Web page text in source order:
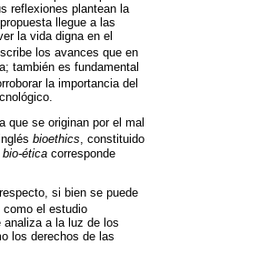
reflexiones plantean la
llegue a las
la vida digna en el
los avances que en
también es fundamental
la importancia del
que se originan por el mal
bioethics, constituido
bio-ética corresponde
si bien se puede
como el estudio
a la luz de los
los derechos de las